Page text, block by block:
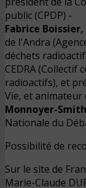
public (CPDP) -
Fabrice Boissier,
de l'Andra
déchets
CEDRA (Collectif
radioactifs), et
Vie, et animateur
Monnoyer-Smith
Nationale du
Possibilité de
Sur le site de
Marie-Claude